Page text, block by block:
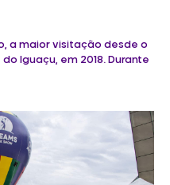
a maior visitação desde o
Iguaçu, em 2018. Durante